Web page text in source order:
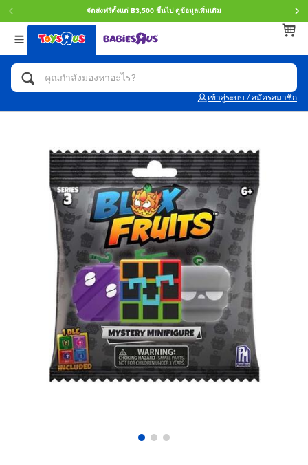
จัดส่งฟรีตั้งแต่ ฿3,500 ขึ้นไป ดูข้อมูลเพิ่มเติม
เข้าสู่ระบบ / สมัครสมาชิก
กลับ
หมวดหมู่
แอคชั่นฟิกเกอร์ และการสวมบทบาทเป็นฮีโร่
ตัวต่อและ LEGO
รถของเล่น, รถบรรทุกของเล่น, รถไฟของเล่น
และรีโมทบังคับ
กิจกรรมและงานคราฟท์
ตุ๊กตาและของสะสม
อุปกรณ์อิเล็คทรอนิกส์
เกมและพัซเซิล
กิจกรรมกลางแจ้งและกีฬา
กลับ
แบรนด์
Toy Story ทอย สตอรี่
Star Wars
LEGOเลโก้
Blokees บล็อคคีส์
Zuru ซูรู
X-Shot
playpop
กลับ
Age
0~2 ปี
5~7 ปี
8~11 ปี
12~14 ปี
14+ ปี